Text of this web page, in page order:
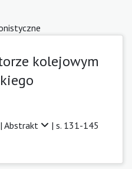
kolejowym
Abstrakt | s. 131-145